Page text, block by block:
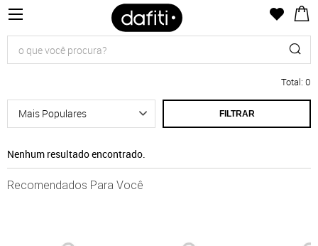
Total: 0
FILTRAR
Nenhum resultado encontrado.
Recomendados Para Você